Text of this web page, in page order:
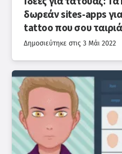
δωρεάν sites-apps
tattoo που σου
Δημοσιεύτηκε στις 3 Μάι 2022